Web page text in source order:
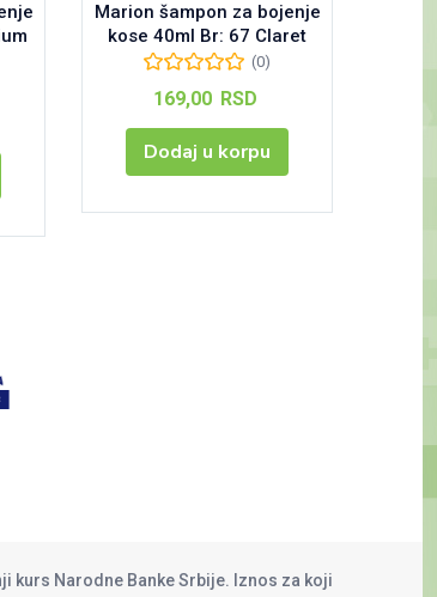
Marion šampon za bojenje
kose 40ml Br: 67 Claret
(0)
169,00 RSD
Dodaj u korpu
kurs Narodne Banke Srbije. Iznos za koji